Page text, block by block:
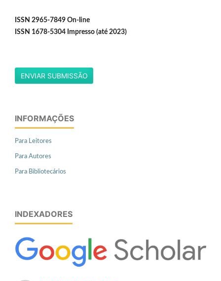
ISSN 2965-7849 On-line
ISSN 1678-5304 Impresso (até 2023)
ENVIAR SUBMISSÃO
INFORMAÇÕES
Para Leitores
Para Autores
Para Bibliotecários
INDEXADORES